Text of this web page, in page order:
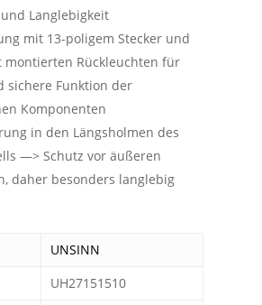
Langlebigkeit
mit 13-poligem Stecker und
montierten Rückleuchten für
sichere Funktion der
Komponenten
in den Längsholmen des
—> Schutz vor äußeren
daher besonders langlebig
UNSINN
UH27151510